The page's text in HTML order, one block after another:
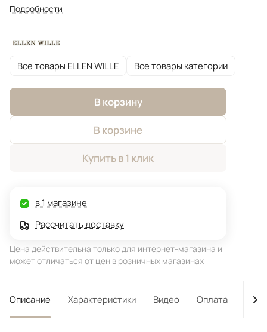
Подробности
Все товары ELLEN WILLE Все товары категории
В корзину
В корзине
Купить в 1 клик
в 1 магазине
Рассчитать доставку
Цена действительна только для интернет-магазина и
может отличаться от цен в розничных магазинах
Описание Характеристики Видео Оплата